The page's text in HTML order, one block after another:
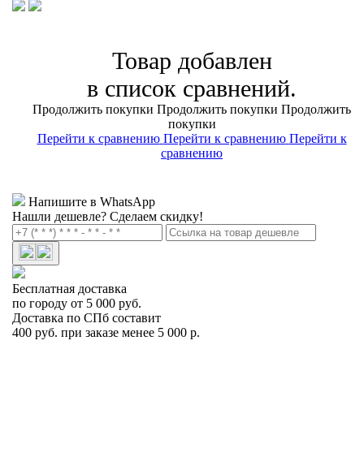
Товар добавлен
в список сравнений.
Продолжить покупки Продолжить покупки Продолжить
покупки
Перейти к сравнению Перейти к сравнению Перейти к
сравнению
Напишите в WhatsApp
Нашли дешевле? Сделаем скидку!
Бесплатная доставка
по городу от 5 000 руб.
Доставка по СПб составит
400 руб. при заказе менее 5 000 р.